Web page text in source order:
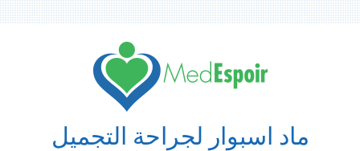
ماد اسبوار لجراحة التجميل